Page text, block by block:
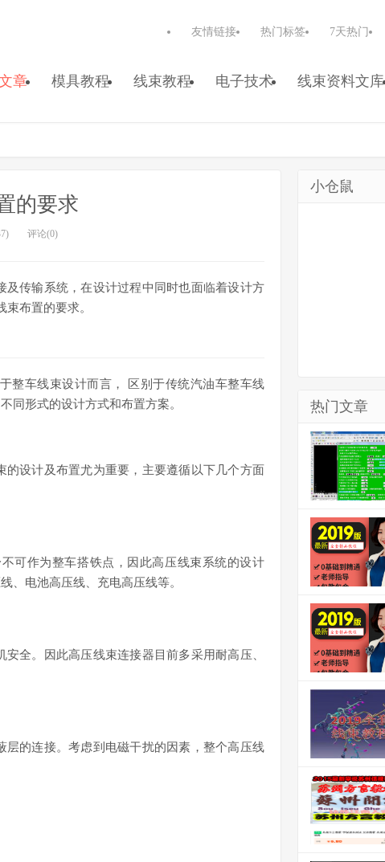
章 模具教程 线束教程 电子技术 线束资料文库
友情链接 热门标签 7天热门
的要求
评论(0)
传输系统，在设计过程中同时也面临着设计方
布置的要求。
整车线束设计而言， 区别于传统汽油车整车线
同形式的设计方式和布置方案。
设计及布置尤为重要，主要遵循以下几个方面
可作为整车搭铁点，因此高压线束系统的设计
、电池高压线、充电高压线等。
全。因此高压线束连接器目前多采用耐高压、
的连接。考虑到电磁干扰的因素，整个高压线
小仓鼠
热门文章